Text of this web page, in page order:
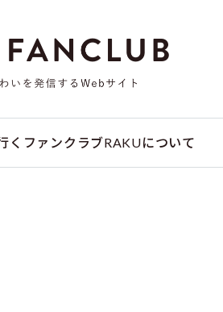
く ファンクラブRAKUについて